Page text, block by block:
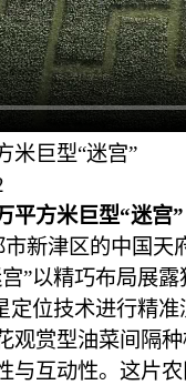
米巨型“迷宫”
平方米巨型“迷宫”
新津区的中国天
”以精巧布局展露
定位技术进行精准
观赏型油菜间隔
与互动性。这片